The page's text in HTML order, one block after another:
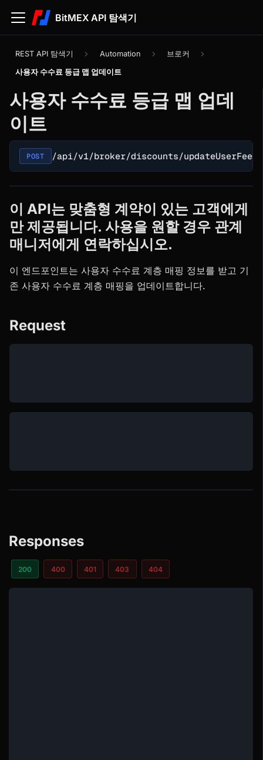
BitMEX API 탐색기
REST API 탐색기 Automation 브로커
사용자 수수료 등급 맵 업데이트
사용자 수수료 등급 맵 업데
이트
POST /api/v1/broker/discounts/
이 API는 맞춤형 계약이 있는 고객에게
만 제공됩니다. 사용을 원할 경우 관계
매니저에게 연락하십시오.
이 엔드포인트는 사용자 수수료 계층 매핑 정보를 받고 기
존 사용자 수수료 계층 매핑을 업데이트합니다.
Request
Responses
200 400 401 403 404